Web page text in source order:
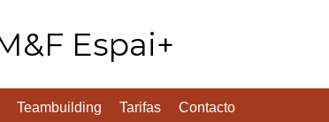
Espai+
Teambuilding Tarifas Contacto